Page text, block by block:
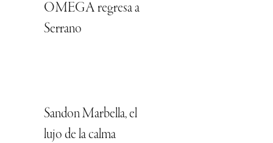
OMEGA regresa a
Serrano
Sandon Marbella, el
lujo de la calma